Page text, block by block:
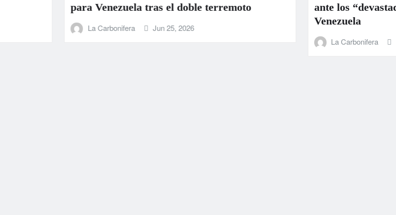
para Venezuela tras el doble terremoto
Jun 25, 2026
ante los “devastadores”
Jun 25, 2026